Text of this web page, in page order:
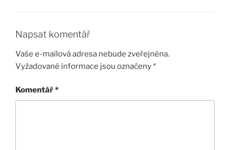
Napsat komentář
Vaše e-mailová adresa nebude zveřejněna.
Vyžadované informace jsou označeny*
Komentář*